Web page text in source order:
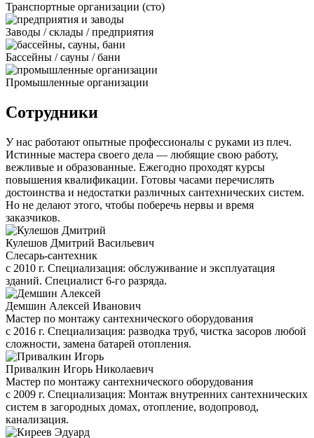
Транспортные организации (сто)
Заводы / склады / предприятия
Бассейны / сауны / бани
Промышленные организации
Сотрудники
У нас работают опытные профессионалы с руками из плеч.
Истинные мастера своего дела — любящие свою работу,
вежливые и образованные. Ежегодно проходят курсы
повышения квалификации. Готовы часами перечислять
достоинства и недостатки различных сантехнических систем.
Но не делают этого, чтобы поберечь нервы и время
заказчиков.
Кулешов Дмитрий Васильевич
Слесарь-сантехник
с 2010 г. Специализация: обслуживание и эксплуатация
зданий. Специалист 6-го разряда.
Демшин Алексей Иванович
Мастер по монтажу сантехнического оборудования
с 2016 г. Специализация: разводка труб, чистка засоров любой
сложности, замена батарей отопления.
Привалкин Игорь Николаевич
Мастер по монтажу сантехнического оборудования
с 2009 г. Специализация: Монтаж внутренних сантехнических
систем в загородных домах, отопление, водопровод,
канализация.